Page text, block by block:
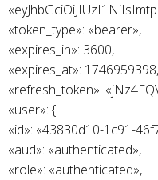
«token_type»: «bearer»,
«expires_in»: 3600,
«expires_at»: 1746959398,
«refresh_token»:
«user»: {
«id»: «43830d10-1c91-
«aud»: «authenticated»,
«role»: «authenticated»,